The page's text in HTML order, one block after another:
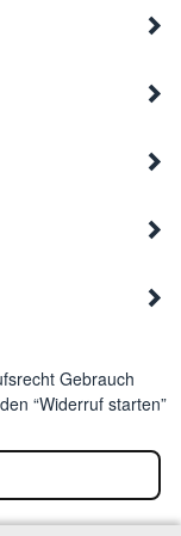
Gebrauch
“Widerruf starten”